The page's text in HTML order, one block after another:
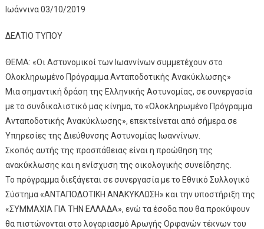
Ιωάννινα 03/10/2019
ΔΕΛΤΙΟ ΤΥΠΟΥ
ΘΕΜΑ: «Οι Αστυνομικοί των Ιωαννίνων συμμετέχουν στο
Ολοκληρωμένο Πρόγραμμα Ανταποδοτικής Ανακύκλωσης»
Μια σημαντική δράση της Ελληνικής Αστυνομίας, σε συνεργασία
με το συνδικαλιστικό μας κίνημα, το «Ολοκληρωμένο Πρόγραμμα
Ανταποδοτικής Ανακύκλωσης», επεκτείνεται από σήμερα σε
Υπηρεσίες της Διεύθυνσης Αστυνομίας Ιωαννίνων.
Σκοπός αυτής της προσπάθειας είναι η προώθηση της
ανακύκλωσης και η ενίσχυση της οικολογικής συνείδησης.
Το πρόγραμμα διεξάγεται σε συνεργασία με το Εθνικό Συλλογικό
Σύστημα «ΑΝΤΑΠΟΔΟΤΙΚΗ ΑΝΑΚΥΚΛΩΣΗ» και την υποστήριξη της
«ΣΥΜΜΑΧΙΑ ΓΙΑ ΤΗΝ ΕΛΛΑΔΑ», ενώ τα έσοδα που θα προκύψουν
θα πιστώνονται στο λογαριασμό Αρωγής Ορφανών τέκνων του